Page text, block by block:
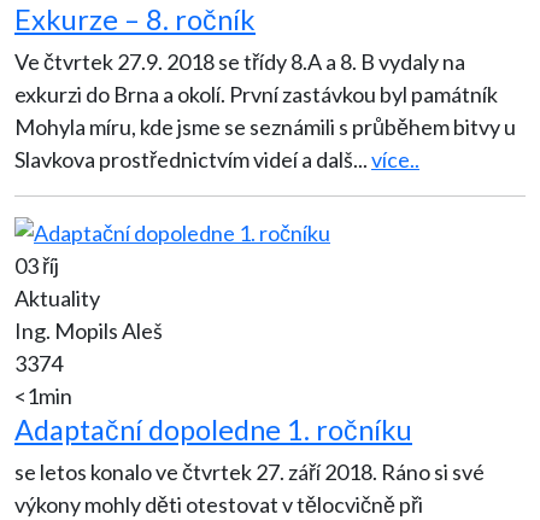
Exkurze – 8. ročník
Ve čtvrtek 27.9. 2018 se třídy 8.A a 8. B vydaly na
exkurzi do Brna a okolí. První zastávkou byl památník
Mohyla míru, kde jsme se seznámili s průběhem bitvy u
Slavkova prostřednictvím videí a dalš...více..
03 říj
Aktuality
Ing. Mopils Aleš
3374
<1min
Adaptační dopoledne 1. ročníku
se letos konalo ve čtvrtek 27. září 2018. Ráno si své
výkony mohly děti otestovat v tělocvičně při